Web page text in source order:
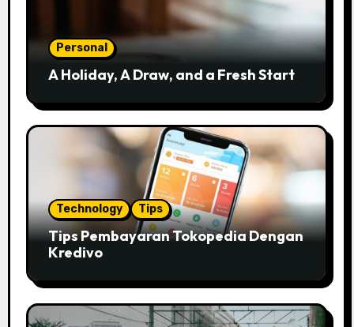
Personal
A Holiday, A Draw, and a Fresh Start
Technology Tips
Tips Pembayaran Tokopedia Dengan
Kredivo